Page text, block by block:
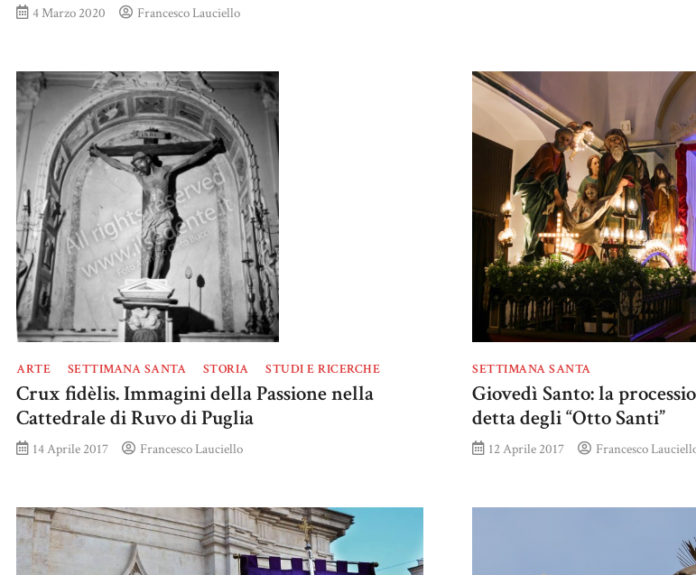
4 Marzo 2020 Francesco Lauciello
ARTE SETTIMANA SANTA STORIA STUDI E RICERCHE
Crux fidèlis. Immagini della Passione nella
Cattedrale di Ruvo di Puglia
14 Aprile 2017 Francesco Lauciello
SETTIMANA SANTA
Giovedì Santo: la
detta degli “Otto Santi”
12 Aprile 2017 Francesco